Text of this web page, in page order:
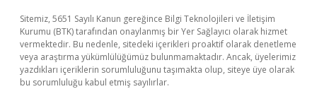
Sitemiz, 5651 Sayılı Kanun gereğince Bilgi Teknolojileri ve İletişim
Kurumu (BTK) tarafından onaylanmış bir Yer Sağlayıcı olarak hizmet
vermektedir. Bu nedenle, sitedeki içerikleri proaktif olarak denetleme
veya araştırma yükümlülüğümüz bulunmamaktadır. Ancak, üyelerimiz
yazdıkları içeriklerin sorumluluğunu taşımakta olup, siteye üye olarak
bu sorumluluğu kabul etmiş sayılırlar.